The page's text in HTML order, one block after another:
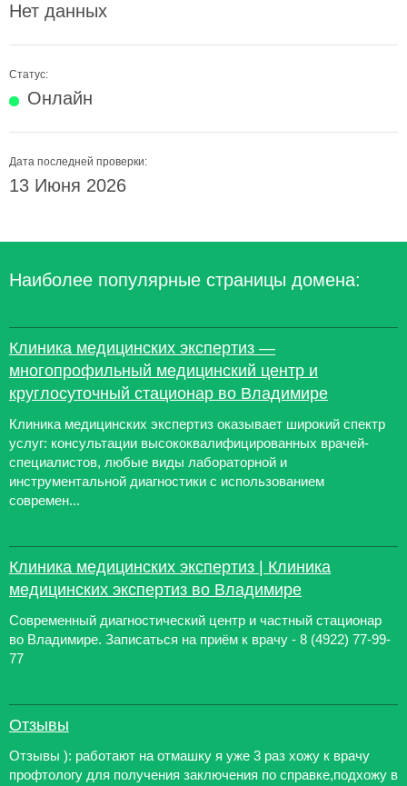
Нет данных
Статус:
Онлайн
Дата последней проверки:
13 Июня 2026
Наиболее популярные страницы домена:
Клиника медицинских экспертиз —
многопрофильный медицинский центр и
круглосуточный стационар во Владимире
Клиника медицинских экспертиз оказывает широкий спектр
услуг: консультации высококвалифицированных врачей-
специалистов, любые виды лабораторной и
инструментальной диагностики с использованием
современ...
Клиника медицинских экспертиз | Клиника
медицинских экспертиз во Владимире
Современный диагностический центр и частный стационар
во Владимире. Записаться на приём к врачу - 8 (4922) 77-99-
77
Отзывы
Отзывы ): работают на отмашку я уже 3 раз хожу к врачу
профтологу для получения заключения по справке,подхожу в